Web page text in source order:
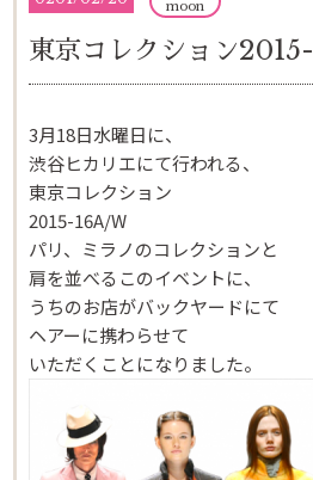
moon
東京コレクション
3月18日水曜日に、
渋谷ヒカリエにて行われる、
東京コレクション
2015-16A/W
パリ、ミラノのコレクションと
肩を並べるこのイベントに、
うちのお店がバックヤードにて
ヘアーに携わらせて
いただくことになりました。